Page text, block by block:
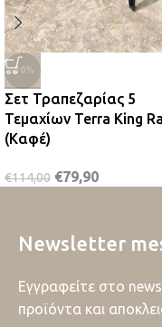
-30%
Σετ Τραπεζαρίας 5
Τεμαχίων Terra King
(Καφέ)
€114,00 €79,90
Newsletter
Εγγραφείτε στο
προϊόντα και